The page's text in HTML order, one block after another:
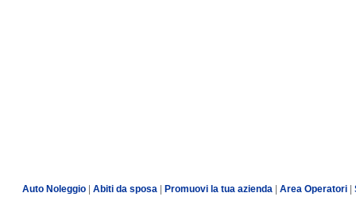
Auto Noleggio Abiti da sposa Promuovi la tua azienda Area Operatori